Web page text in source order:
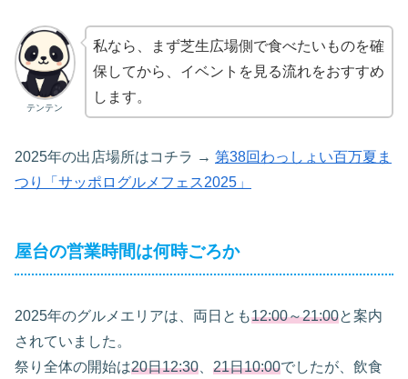
テンテン
私なら、まず芝生広場側で食べたいものを確
保してから、イベントを見る流れをおすすめ
します。
2025年の出店場所はコチラ → 第38回わっしょい百万夏ま
つり「サッポログルメフェス2025」
屋台の営業時間は何時ごろか
2025年のグルメエリアは、両日とも12:00～21:00と案内
されていました。
祭り全体の開始は20日12:30 21日10:00でしたが、飲食